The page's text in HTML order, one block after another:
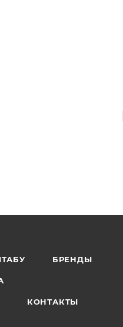
БРЕНДЫ
КОНТАКТЫ